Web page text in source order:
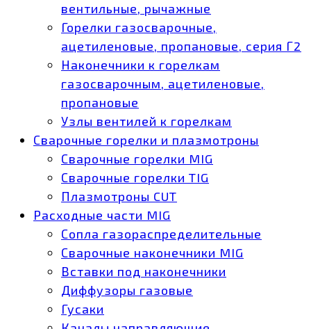
вентильные, рычажные
Горелки газосварочные,
ацетиленовые, пропановые, серия Г2
Наконечники к горелкам
газосварочным, ацетиленовые,
пропановые
Узлы вентилей к горелкам
Сварочные горелки и плазмотроны
Сварочные горелки MIG
Сварочные горелки TIG
Плазмотроны CUT
Расходные части MIG
Сопла газораспределительные
Сварочные наконечники MIG
Вставки под наконечники
Диффузоры газовые
Гусаки